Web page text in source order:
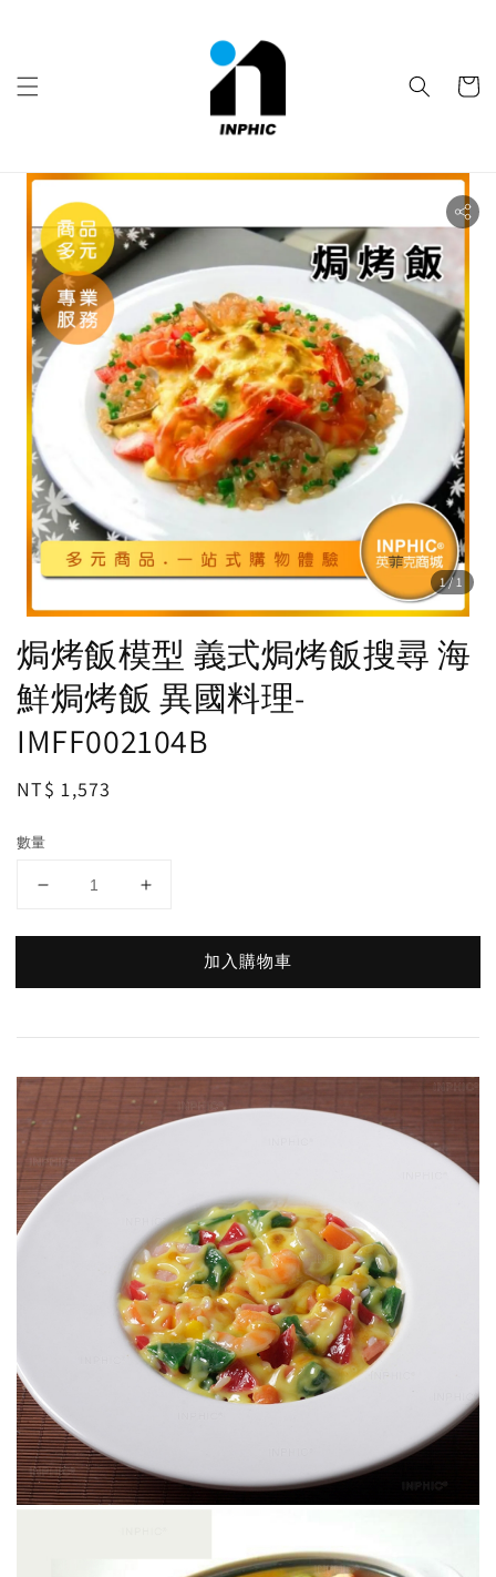
1/1
焗烤飯模型 義式焗烤飯搜尋 海
鮮焗烤飯 異國料理-
IMFF002104B
Regular
NT$ 1,573
數量
加入購物車